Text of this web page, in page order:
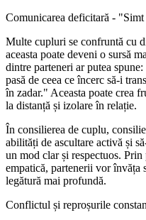
Comunicarea deficitară - "Simt
Multe cupluri se confruntă cu
aceasta poate deveni o sursă
dintre parteneri ar putea
pasă de ceea ce încerc să-i
în zadar." Aceasta poate crea
la distanță și izolare în relație.
În consilierea de cuplu,
abilități de ascultare activă și
un mod clar și respectuos.
empatică, partenerii vor învăța
legătură mai profundă.
Conflictul și reproșurile